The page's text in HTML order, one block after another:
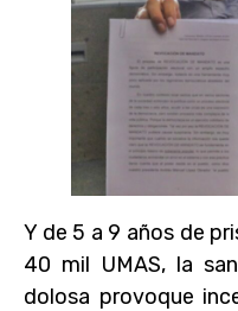
Y de 5 a 9 años de
40 mil UMAS, la
dolosa provoque